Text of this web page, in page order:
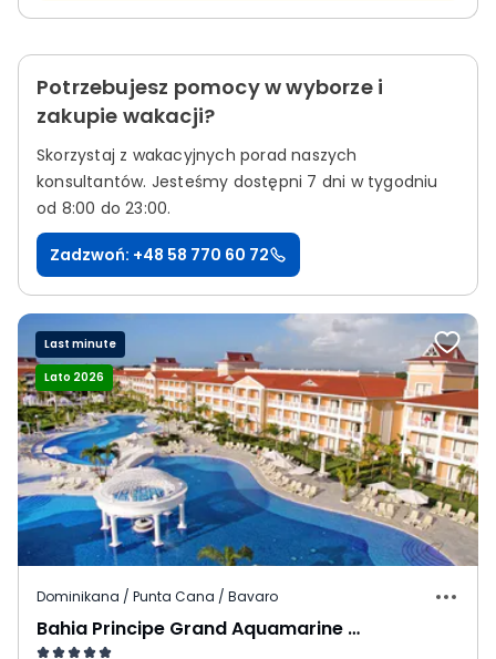
Potrzebujesz pomocy w wyborze i
zakupie wakacji?
Skorzystaj z wakacyjnych porad naszych
konsultantów. Jesteśmy dostępni 7 dni w tygodniu
od 8:00 do 23:00.
Zadzwoń: +48 58 770 60 72
Last minute
Lato 2026
Dominikana / Punta Cana / Bavaro
Bahia Principe Grand Aquamarine (ex. Luxury Bahia Principe Ambar Green)